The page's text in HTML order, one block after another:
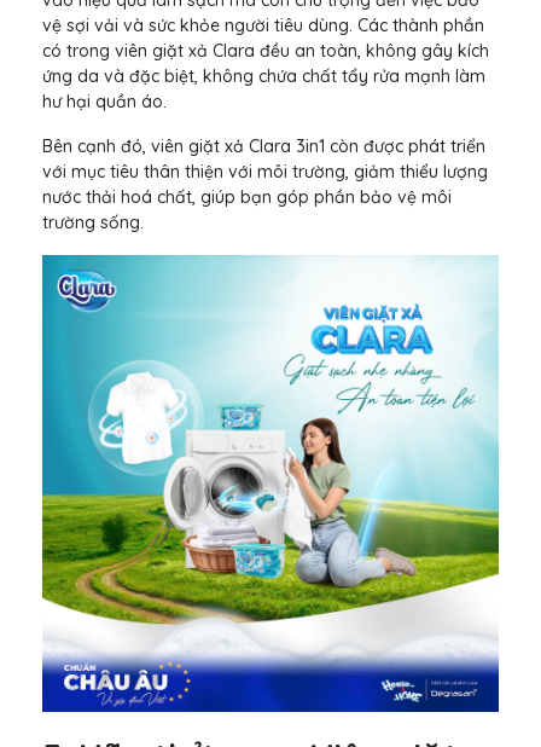
vệ sợi vải và sức khỏe người tiêu dùng. Các thành phần
có trong viên giặt xả Clara đều an toàn, không gây kích
ứng da và đặc biệt, không chứa chất tẩy rửa mạnh làm
hư hại quần áo.
Bên cạnh đó, viên giặt xả Clara 3in1 còn được phát triển
với mục tiêu thân thiện với môi trường, giảm thiểu lượng
nước thải hoá chất, giúp bạn góp phần bảo vệ môi
trường sống.